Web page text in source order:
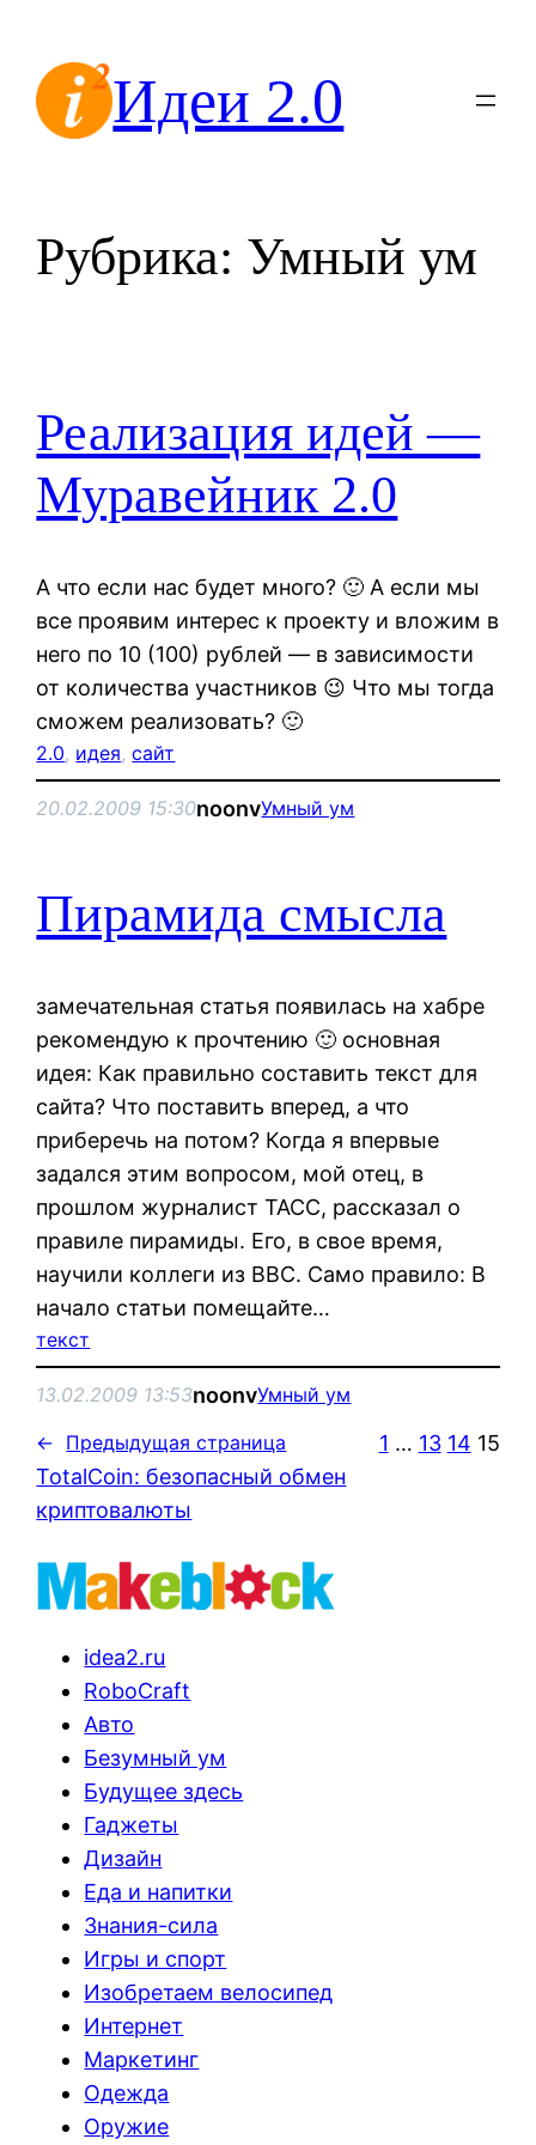
содержимомуИдеи 2.0
Рубрика: Умный ум
Реализация идей —
Муравейник 2.0
А что если нас будет много? 🙂 А если мы
все проявим интерес к проекту и вложим в
него по 10 (100) рублей — в зависимости
от количества участников 😉 Что мы тогда
сможем реализовать? 🙂
2.0, идея, сайт
20.02.2009 15:30noonvУмный ум
Пирамида смысла
замечательная статья появилась на хабре
рекомендую к прочтению 🙂 основная
идея: Как правильно составить текст для
сайта? Что поставить вперед, а что
приберечь на потом? Когда я впервые
задался этим вопросом, мой отец, в
прошлом журналист ТАСС, рассказал о
правиле пирамиды. Его, в свое время,
научили коллеги из BBC. Само правило: В
начало статьи помещайте…
текст
13.02.2009 13:53noonvУмный ум
← Предыдущая страница 1 … 13 14 15
TotalCoin: безопасный обмен
криптовалюты
idea2.ru
RoboCraft
Авто
Безумный ум
Будущее здесь
Гаджеты
Дизайн
Еда и напитки
Знания-сила
Игры и спорт
Изобретаем велосипед
Интернет
Маркетинг
Одежда
Оружие